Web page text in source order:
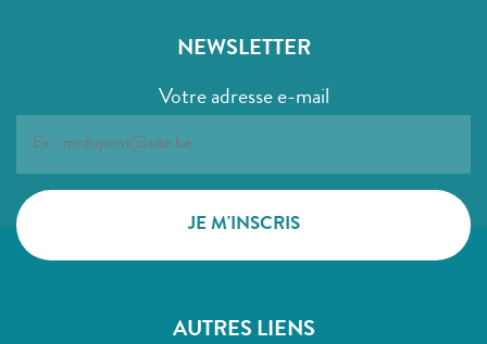
NEWSLETTER
Votre adresse e-mail
AUTRES LIENS